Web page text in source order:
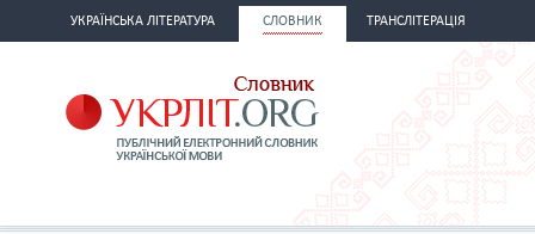
УКРАЇНСЬКА ЛІТЕРАТУРА СЛОВНИК ТРАНСЛІТЕРАЦІЯ